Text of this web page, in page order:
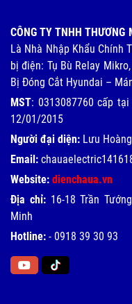
CÔNG TY TNHH
Là Nhà Nhập Khẩu Chính
bị điện: Tụ Bù Relay
Bị Đóng Cắt Hyundai –
MST: 0313087760 cấp
12/01/2015
Người đại diện: Lưu Hoàng
Email:
Website: dienchaua.vn
Địa chỉ: 16-18 Trần
Minh
Hotline: - 0918 39 30 93